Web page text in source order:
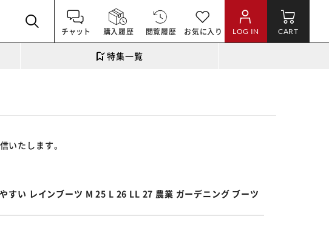
チャット 購入履歴 閲覧履歴 お気に入り LOG IN CART
特集一覧
いたします。
すい レインブーツ M 25 L 26 LL 27 農業 ガーデニング ブーツ